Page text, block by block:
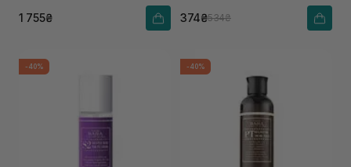
1 755₴ 374₴534₴
-40% -40%